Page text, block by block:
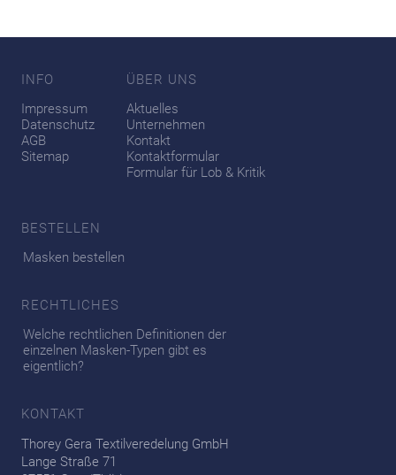
INFO
Impressum
Datenschutz
AGB
Sitemap
ÜBER UNS
Aktuelles
Unternehmen
Kontakt
Kontaktformular
Formular für Lob & Kritik
BESTELLEN
Masken bestellen
RECHTLICHES
Welche rechtlichen Definitionen der
einzelnen Masken-Typen gibt es
eigentlich?
KONTAKT
Thorey Gera Textilveredelung GmbH
Lange Straße 71